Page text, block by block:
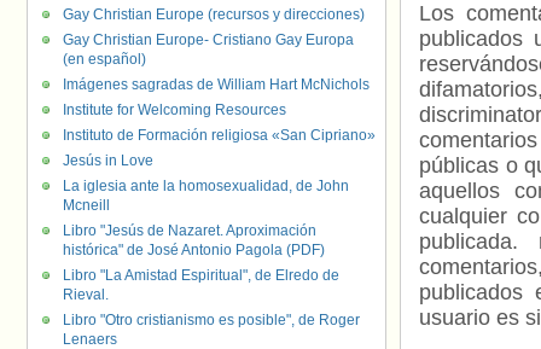
Los
publicados
públicas o
aquellos
cualquier
usuario es
Gay Christian Europe (recursos y direcciones)
Gay Christian Europe- Cristiano Gay Europa
(en español)
Imágenes sagradas de William Hart McNichols
Institute for Welcoming Resources
Instituto de Formación religiosa «San Cipriano»
Jesús in Love
La iglesia ante la homosexualidad, de John
Mcneill
Libro "Jesús de Nazaret. Aproximación
histórica" de José Antonio Pagola (PDF)
Libro "La Amistad Espiritual", de Elredo de
Rieval.
Libro "Otro cristianismo es posible", de Roger
Lenaers